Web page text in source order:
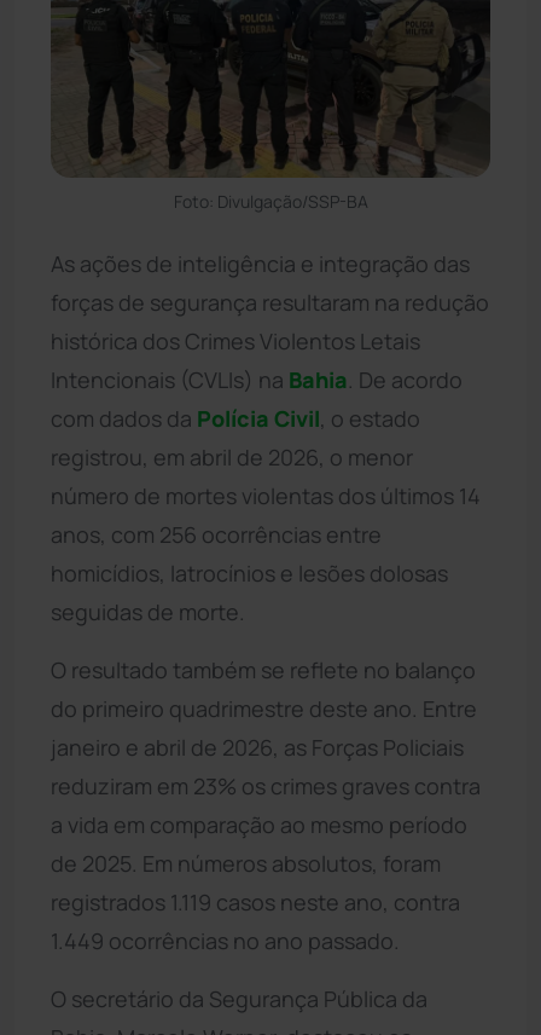
Foto: Divulgação/SSP-BA
As ações de inteligência e integração das
forças de segurança resultaram na redução
histórica dos Crimes Violentos Letais
Intencionais (CVLIs) na Bahia . De acordo
com dados da Polícia Civil, o estado
registrou, em abril de 2026, o menor
número de mortes violentas dos últimos 14
anos, com 256 ocorrências entre
homicídios, latrocínios e lesões dolosas
seguidas de morte.
O resultado também se reflete no balanço
do primeiro quadrimestre deste ano. Entre
janeiro e abril de 2026, as Forças Policiais
reduziram em 23% os crimes graves contra
a vida em comparação ao mesmo período
de 2025. Em números absolutos, foram
registrados 1.119 casos neste ano, contra
1.449 ocorrências no ano passado.
O secretário da Segurança Pública da